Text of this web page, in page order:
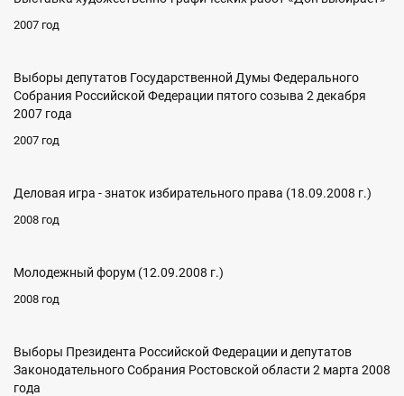
2007 год
Выборы депутатов Государственной Думы Федерального
Собрания Российской Федерации пятого созыва 2 декабря
2007 года
2007 год
Деловая игра - знаток избирательного права (18.09.2008 г.)
2008 год
Молодежный форум (12.09.2008 г.)
2008 год
Выборы Президента Российской Федерации и депутатов
Законодательного Собрания Ростовской области 2 марта 2008
года